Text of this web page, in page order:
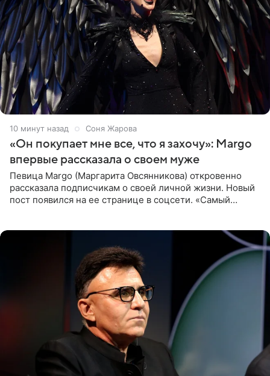
10 минут назад Соня Жарова
«Он покупает мне все, что я захочу»: Margo
впервые рассказала о своем муже
Певица Margo (Маргарита Овсянникова) откровенно
рассказала подписчикам о своей личной жизни. Новый
пост появился на ее странице в соцсети. «Самый